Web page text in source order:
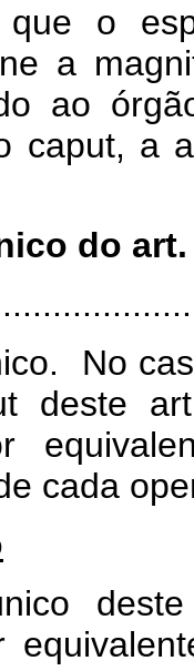
que o
a
ao
caput, a
do art.
No
deste
cada